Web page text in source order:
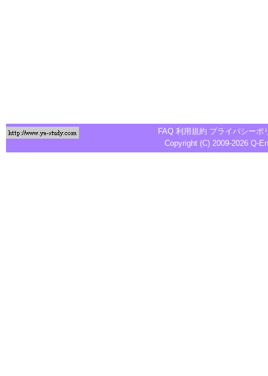
FAQ 利用規約 プライバシーポ
Copyright (C) 2009-2026 Q-